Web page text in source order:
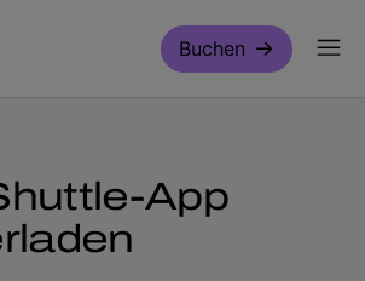
Buchen
App